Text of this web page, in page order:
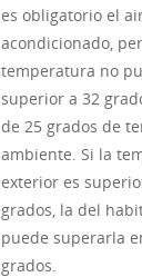
es obligatorio el
acondicionado,
temperatura no
superior a 32
de 25 grados de
ambiente. Si la
exterior es
grados, la del
puede superarla
grados.